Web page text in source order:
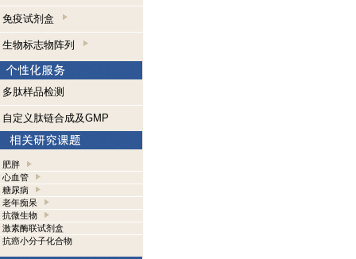
免疫试剂盒
生物标志物阵列
多肽样品检测
自定义肽链合成及GMP
肥胖
心血管
糖尿病
老年痴呆
抗微生物
激素酶联试剂盒
抗癌小分子化合物